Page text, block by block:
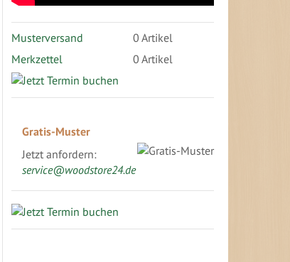
Musterversand 0 Artikel
Merkzettel
0 Artikel
Gratis-Muster
Jetzt anfordern:
service@woodstore24.de